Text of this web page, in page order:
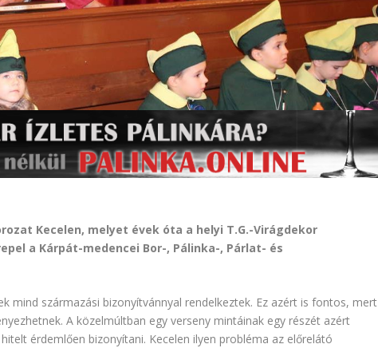
Kecelen, melyet évek óta a helyi T.G.-Virágdekor
a Kárpát-­medencei Bor-, Pálinka-, Párlat- és
mind származási bizonyítvánnyal rendelkeztek. Ez azért is fontos, mert
A közelmúltban egy verseny mintáinak egy részét azért
érdemlően bizonyítani. Kecelen ilyen probléma az előrelátó